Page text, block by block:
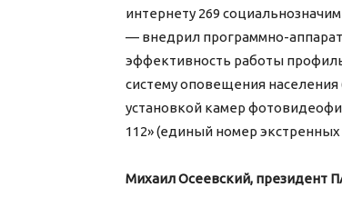
интернету 269
— внедрил программно-
эффективность работы
систему оповещения
установкой камер
112» (единый номер
Михаил Осеевский, президент